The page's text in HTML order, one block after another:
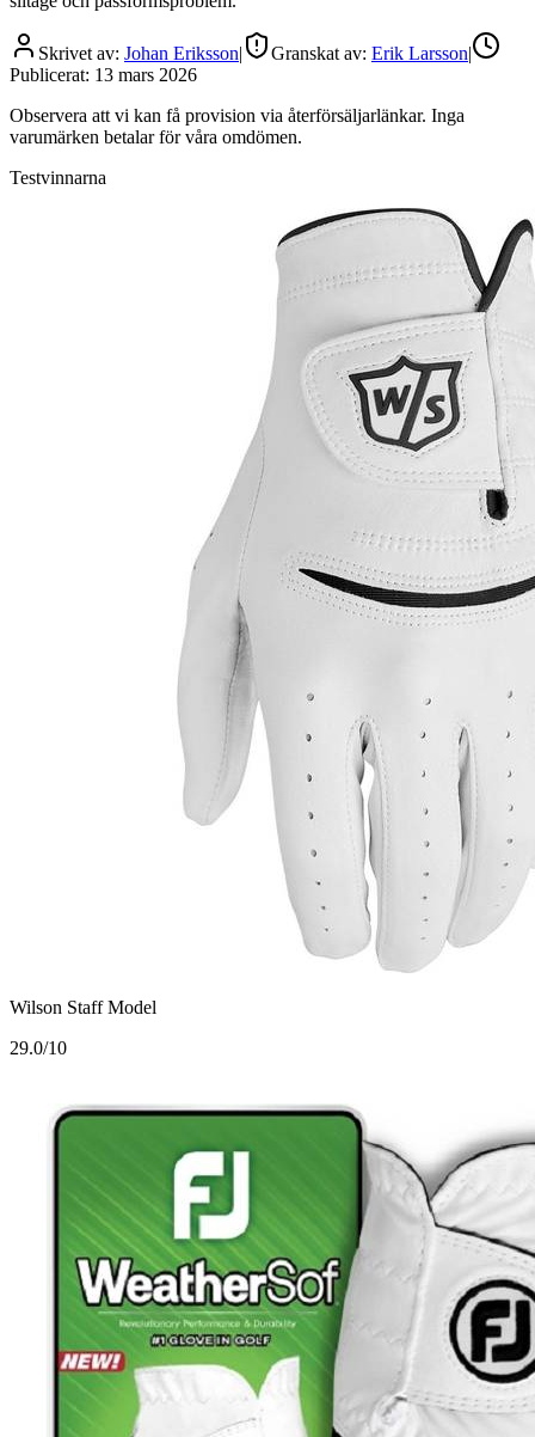
Skrivet av: Johan Eriksson| Granskat av: Erik Larsson|
Publicerat: 13 mars 2026
Observera att vi kan få provision via återförsäljarlänkar. Inga
varumärken betalar för våra omdömen.
Testvinnarna
Wilson Staff Model
29.0/10